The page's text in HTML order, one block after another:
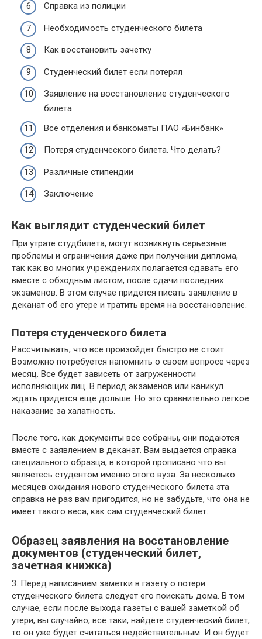
Справка из полиции
Необходимость студенческого билета
Как восстановить зачетку
Студенческий билет если потерял
Заявление на восстановление студенческого
билета
Все отделения и банкоматы ПАО «Бинбанк»
Потеря студенческого билета. Что делать?
Различные стипендии
Заключение
Как выглядит студенческий билет
При утрате студбилета, могут возникнуть серьезные
проблемы и ограничения даже при получении диплома,
так как во многих учреждениях полагается сдавать его
вместе с обходным листом, после сдачи последних
экзаменов. В этом случае придется писать заявление в
деканат об его утере и тратить время на восстановление.
Потеря студенческого билета
Рассчитывать, что все произойдет быстро не стоит.
Возможно потребуется напомнить о своем вопросе через
месяц. Все будет зависеть от загруженности
исполняющих лиц. В период экзаменов или каникул
ждать придется еще дольше. Но это сравнительно легкое
наказание за халатность.
После того, как документы все собраны, они подаются
вместе с заявлением в деканат. Вам выдается справка
специального образца, в которой прописано что вы
являетесь студентом именно этого вуза. За несколько
месяцев ожидания нового студенческого билета эта
справка не раз вам пригодится, но не забудьте, что она не
имеет такого веса, как сам студенческий билет.
Образец заявления на восстановление
документов (студенческий билет,
зачетная книжка)
3. Перед написанием заметки в газету о потери
студенческого билета следует его поискать дома. В том
случае, если после выхода газеты с вашей заметкой об
утери, вы случайно, всё таки, найдёте студенческий билет,
то он уже будет считаться недействительным. И он будет